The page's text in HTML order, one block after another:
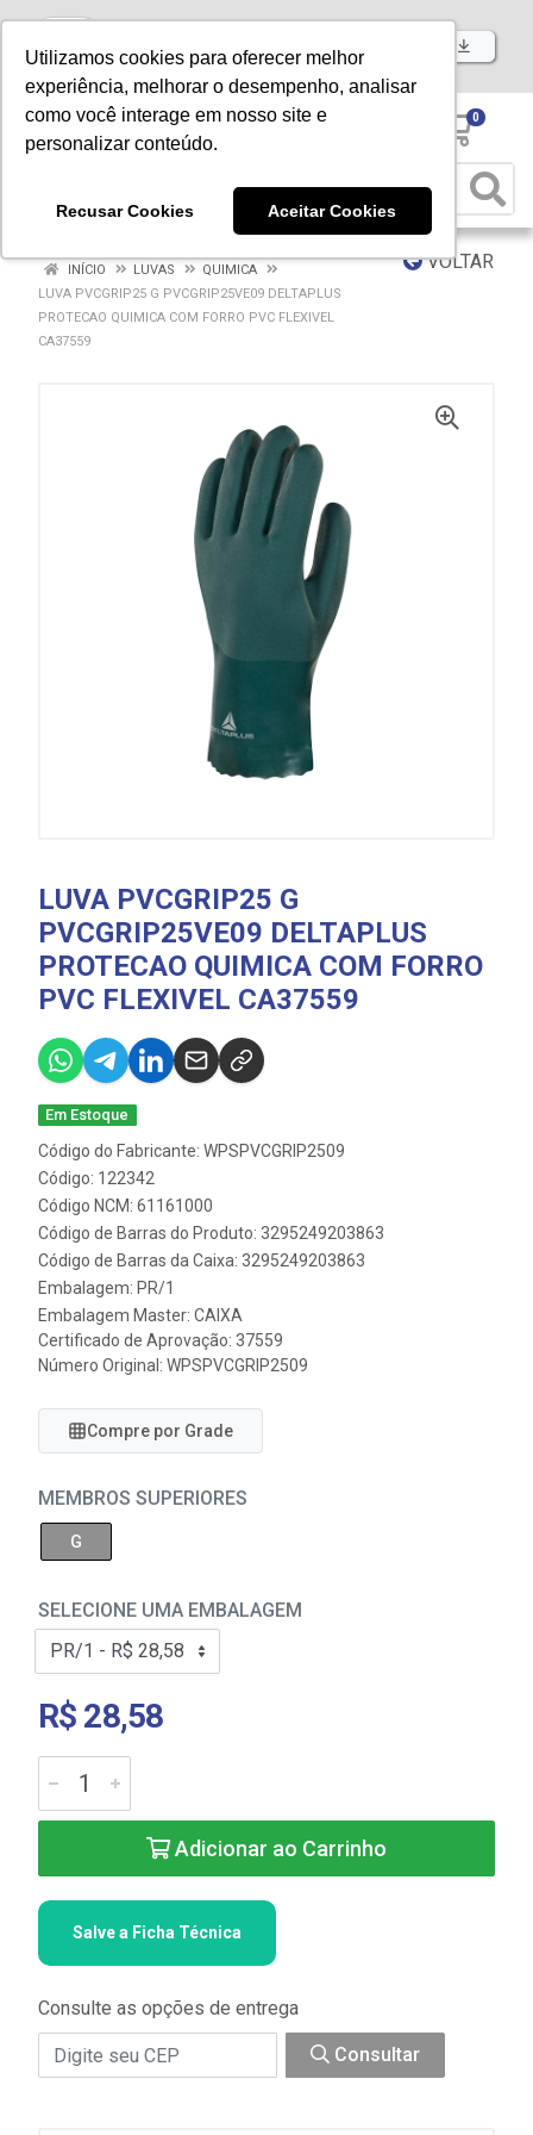
Utilizamos cookies para oferecer melhor
experiência, melhorar o desempenho, analisar
como você interage em nosso site e
personalizar conteúdo.
Recusar Cookies Aceitar Cookies
Baixe já nosso APP
0
VOLTAR
INÍCIO LUVAS
QUIMICA
LUVA PVCGRIP25 G PVCGRIP25VE09 DELTAPLUS
PROTECAO QUIMICA COM FORRO PVC FLEXIVEL
CA37559
LUVA PVCGRIP25 G
PVCGRIP25VE09 DELTAPLUS
PROTECAO QUIMICA COM FORRO
PVC FLEXIVEL CA37559
Em Estoque
Código do Fabricante: WPSPVCGRIP2509
Código: 122342
Código NCM: 61161000
Código de Barras do Produto: 3295249203863
Código de Barras da Caixa: 3295249203863
Embalagem: PR/1
Embalagem Master: CAIXA
Certificado de Aprovação: 37559
Número Original: WPSPVCGRIP2509
Compre por Grade
MEMBROS SUPERIORES
G
SELECIONE UMA EMBALAGEM
R$ 28,58
Adicionar ao Carrinho
Salve a Ficha Técnica
Consulte as opções de entrega
Consultar